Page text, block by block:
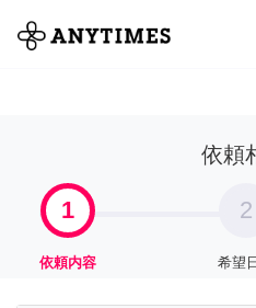
全て
依頼
1
依頼内容
2
希望